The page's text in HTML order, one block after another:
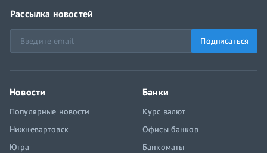
Рассылка новостей
Подписаться
Новости
Популярные новости
Нижневартовск
Югра
Банки
Курс валют
Офисы банков
Банкоматы